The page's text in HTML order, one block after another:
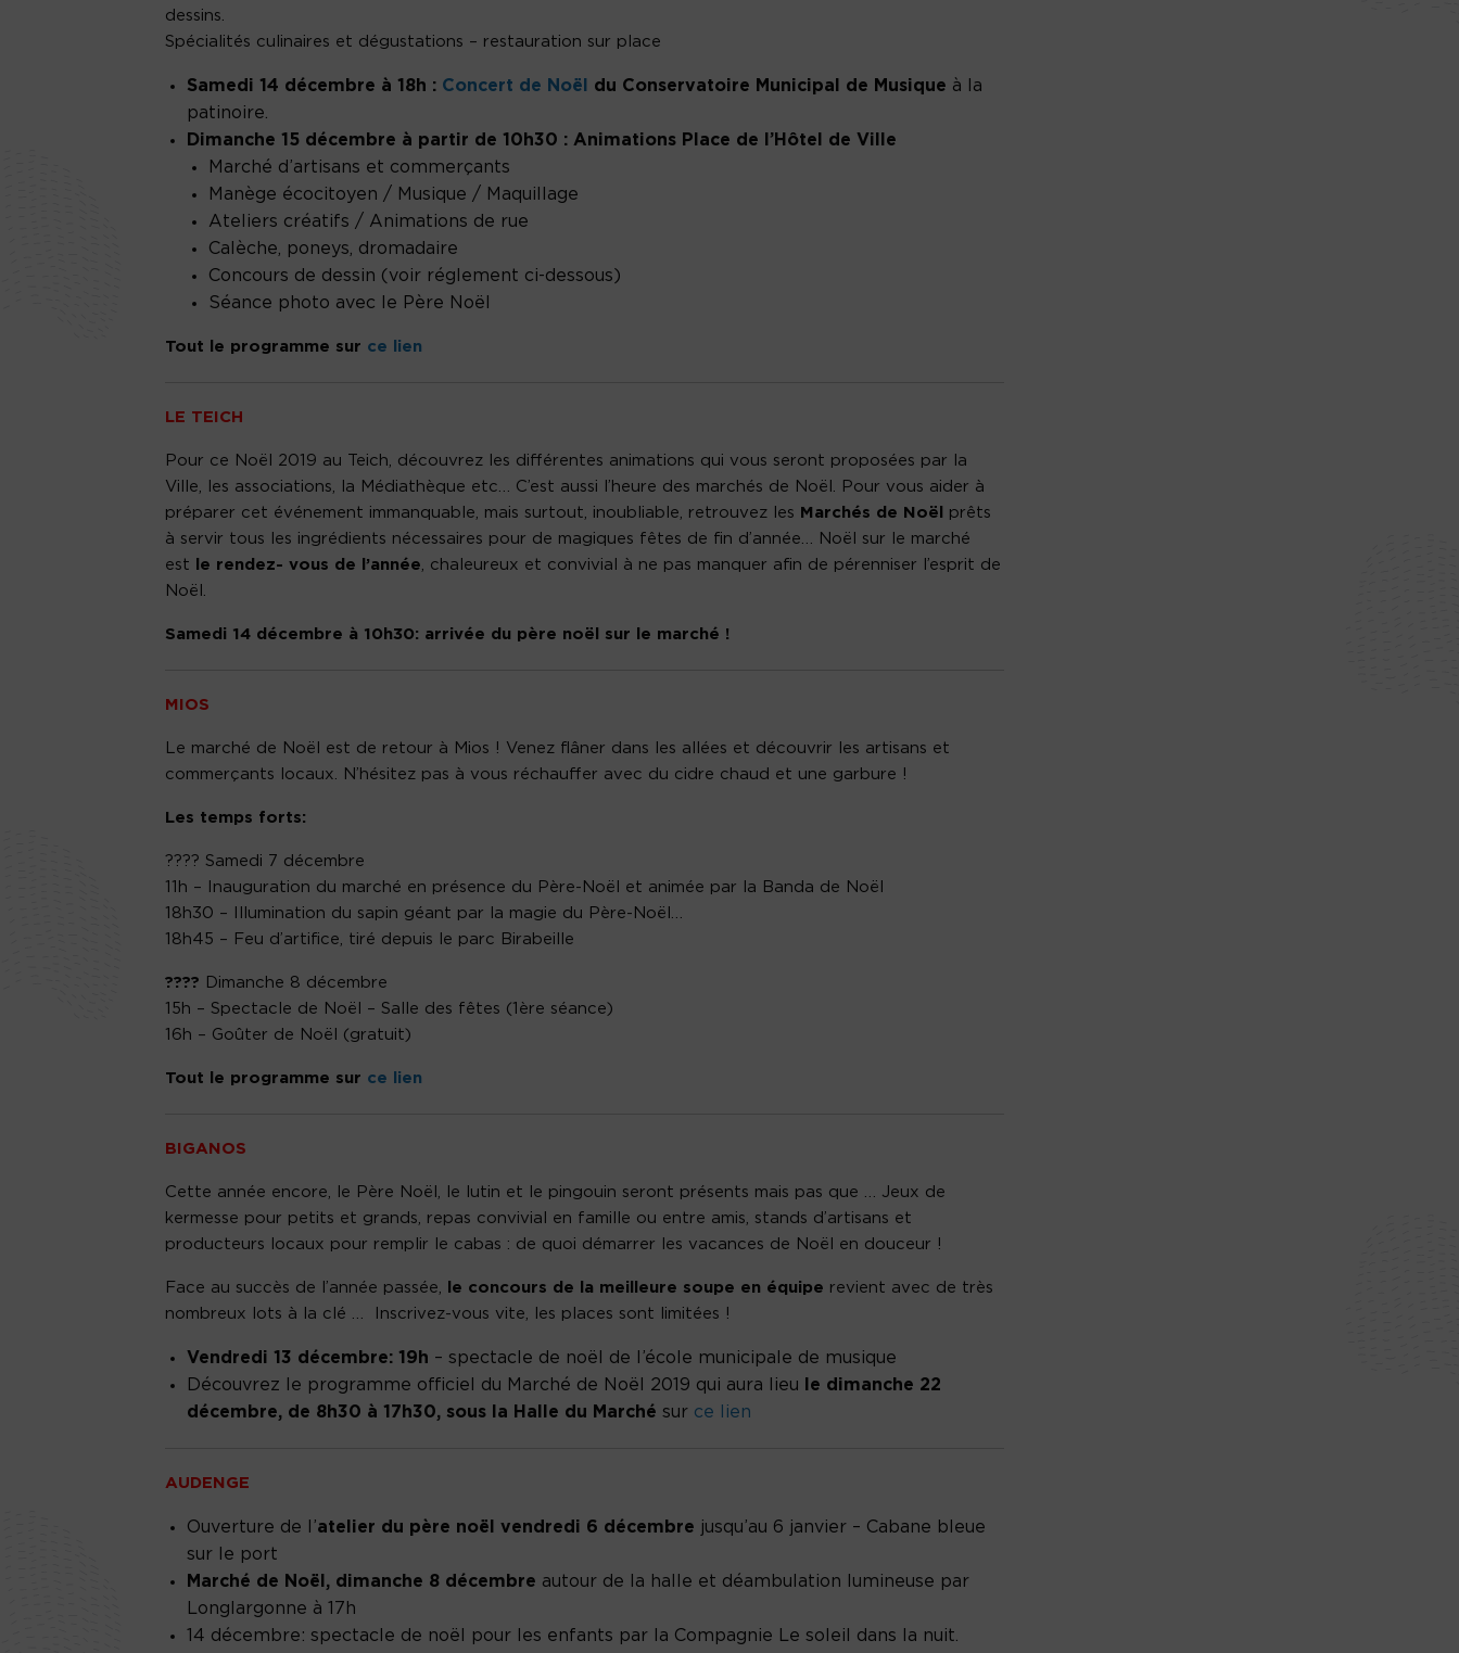
dessins.
Spécialités culinaires et dégustations – restauration sur place
Samedi 14 décembre à 18h : Concert de Noël du Conservatoire Municipal de Musique à la
patinoire.
Dimanche 15 décembre à partir de 10h30 : Animations Place de l’Hôtel de Ville
Marché d’artisans et commerçants
Manège écocitoyen / Musique / Maquillage
Ateliers créatifs / Animations de rue
Calèche, poneys, dromadaire
Concours de dessin (voir réglement ci-dessous)
Séance photo avec le Père Noël
Tout le programme sur ce lien
LE TEICH
Pour ce Noël 2019 au Teich, découvrez les différentes animations qui vous seront proposées par la
Ville, les associations, la Médiathèque etc… C’est aussi l’heure des marchés de Noël. Pour vous aider à
préparer cet événement immanquable, mais surtout, inoubliable, retrouvez les Marchés de Noël
prêts
à servir tous les ingrédients nécessaires pour de magiques fêtes de fin d’année… Noël sur le marché
est
le rendez- vous de l’année, chaleureux et convivial à ne pas manquer afin de pérenniser l’esprit de
Noël.
Samedi 14 décembre à 10h30: arrivée du père noël sur le marché !
MIOS
Le marché de Noël est de retour à Mios ! Venez flâner dans les allées et découvrir les artisans et
commerçants locaux. N’hésitez pas à vous réchauffer avec du cidre chaud et une garbure !
Les temps forts:
???? Samedi 7 décembre
11h – Inauguration du marché en présence du Père-Noël et animée par la Banda de Noël
18h30 – Illumination du sapin géant par la magie du Père-Noël…
18h45 – Feu d’artifice, tiré depuis le parc Birabeille
???? Dimanche 8 décembre
15h – Spectacle de Noël – Salle des fêtes (1ère séance)
16h – Goûter de Noël (gratuit)
Tout le programme sur ce lien
BIGANOS
Cette année encore, le Père Noël, le lutin et le pingouin seront présents mais pas que … Jeux de
kermesse pour petits et grands, repas convivial en famille ou entre amis, stands d’artisans et
producteurs locaux pour remplir le cabas : de quoi démarrer les vacances de Noël en douceur !
Face au succès de l’année passée, le concours de la meilleure soupe en équipe revient avec de très
nombreux lots à la clé … Inscrivez-vous vite, les places sont limitées !
Vendredi 13 décembre: 19h – spectacle de noël de l’école municipale de musique
Découvrez le programme officiel du Marché de Noël 2019 qui aura lieu
le dimanche 22
décembre, de 8h30 à 17h30, sous la Halle du Marché sur ce lien
AUDENGE
Ouverture de l’atelier du père noël vendredi 6 décembre jusqu’au 6 janvier – Cabane bleue
sur le port
Marché de Noël, dimanche 8 décembre autour de la halle et déambulation lumineuse par
Longlargonne à 17h
14 décembre: spectacle de noël pour les enfants par la Compagnie Le soleil dans la nuit.